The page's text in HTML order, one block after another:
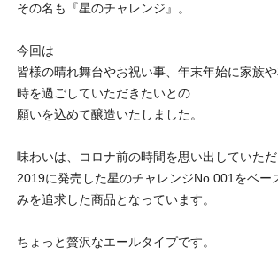
その名も『星のチャレンジ』。
今回は
皆様の晴れ舞台やお祝い事、年末年始に家族
時を過ごしていただきたいとの
願いを込めて醸造いたしました。
味わいは、コロナ前の時間を思い出していただ
2019に発売した星のチャレンジNo.001をベー
みを追求した商品となっています。
ちょっと贅沢なエールタイプです。